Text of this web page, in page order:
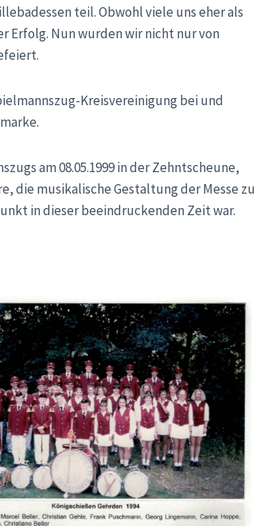
teil. Obwohl viele uns eher als
Erfolg. Nun wurden wir nicht nur von
Kreisvereinigung bei und
am 08.05.1999 in der Zehntscheune,
die musikalische Gestaltung der Messe zu
in dieser beeindruckenden Zeit war.